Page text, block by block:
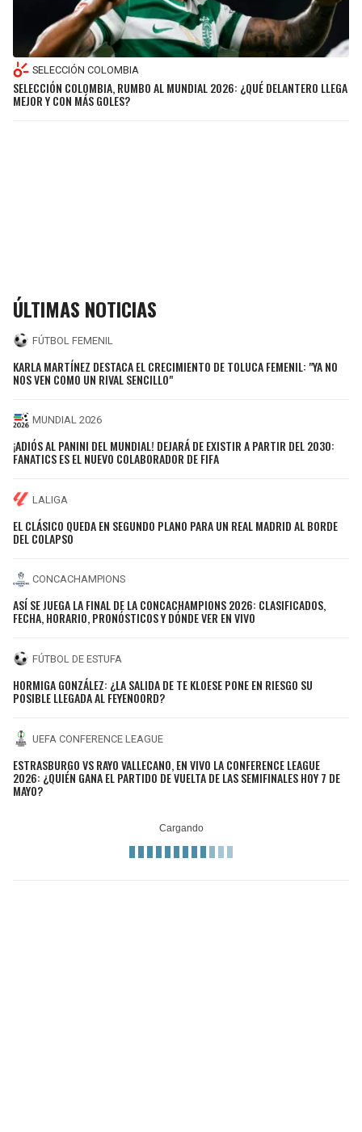
SELECCIÓN COLOMBIA
SELECCIÓN COLOMBIA, RUMBO AL MUNDIAL 2026: ¿QUÉ DELANTERO LLEGA
MEJOR Y CON MÁS GOLES?
ÚLTIMAS NOTICIAS
FÚTBOL FEMENIL
KARLA MARTÍNEZ DESTACA EL CRECIMIENTO DE TOLUCA FEMENIL: "YA NO
NOS VEN COMO UN RIVAL SENCILLO"
MUNDIAL 2026
¡ADIÓS AL PANINI DEL MUNDIAL! DEJARÁ DE EXISTIR A PARTIR DEL 2030:
FANATICS ES EL NUEVO COLABORADOR DE FIFA
LALIGA
EL CLÁSICO QUEDA EN SEGUNDO PLANO PARA UN REAL MADRID AL BORDE
DEL COLAPSO
CONCACHAMPIONS
ASÍ SE JUEGA LA FINAL DE LA CONCACHAMPIONS 2026: CLASIFICADOS,
FECHA, HORARIO, PRONÓSTICOS Y DÓNDE VER EN VIVO
FÚTBOL DE ESTUFA
HORMIGA GONZÁLEZ: ¿LA SALIDA DE TE KLOESE PONE EN RIESGO SU
POSIBLE LLEGADA AL FEYENOORD?
UEFA CONFERENCE LEAGUE
ESTRASBURGO VS RAYO VALLECANO, EN VIVO LA CONFERENCE LEAGUE
2026: ¿QUIÉN GANA EL PARTIDO DE VUELTA DE LAS SEMIFINALES HOY 7 DE
MAYO?